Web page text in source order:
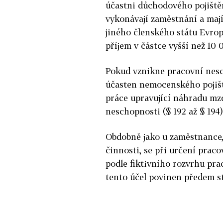
účastni důchodového
vykonávají zaměstnání a
jiného členského státu
příjem v částce vyšší než 10
Pokud vznikne pracovní
účasten nemocenského
práce upravující náhradu
neschopnosti (§ 192 až §
Obdobně jako u
činnosti, se při určení
podle fiktivního rozvrhu
tento účel povinen předem